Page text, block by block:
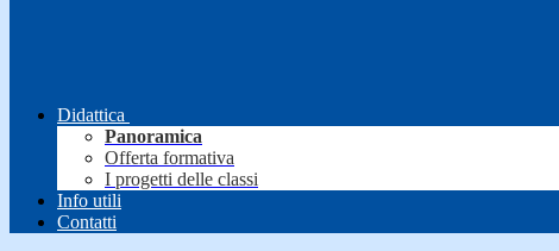
Didattica
Panoramica
Offerta formativa
I progetti delle classi
Info utili
Contatti